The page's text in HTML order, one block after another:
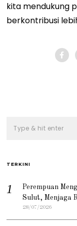
kita mendukung
berkontribusi
TERKINI
Perempuan
Sulut, Menjaga
28/07/2026